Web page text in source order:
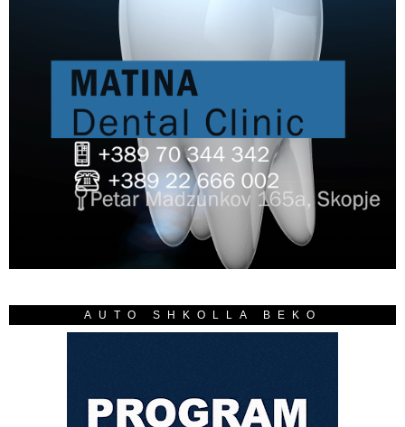
AUTO SHKOLLA BEKO